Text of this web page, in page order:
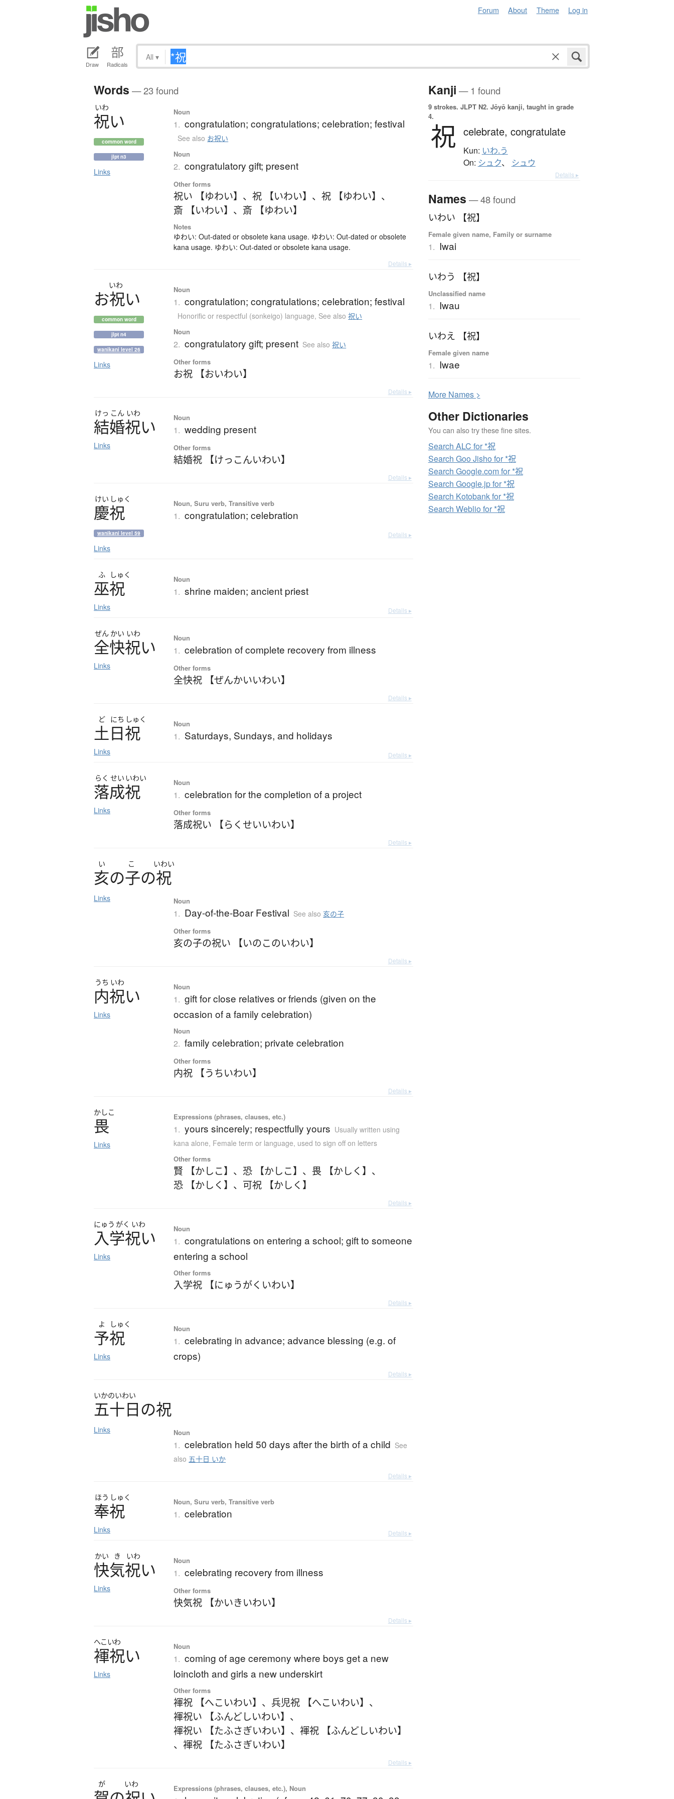
Forum About Theme Log in
Draw Radicals
All ▾
Words — 23 found
いわ
祝い
common word
jlpt n3
Links
Noun
1. congratulation; congratulations; celebration; festival
See also お祝い
Noun
2. congratulatory gift; present
Other forms
祝い 【ゆわい】 、祝 【いわい】 、祝 【ゆわい】 、
斎 【いわい】 、 斎 【ゆわい】
Notes
ゆわい: Out-dated or obsolete kana usage. ゆわい: Out-dated or obsolete
kana usage. ゆわい: Out-dated or obsolete kana usage.
Details ▸
いわ
お祝い
common word
jlpt n4
wanikani level 26
Links
Noun
1. congratulation; congratulations; celebration; festival
Honorific or respectful (sonkeigo) language, See also祝い
Noun
2. congratulatory gift; present See also祝い
Other forms
お祝 【おいわい】
Details ▸
けっ こん いわ
結婚祝い
Links
Noun
1. wedding present
Other forms
結婚祝 【けっこんいわい】
Details ▸
けい しゅく
慶祝
wanikani level 59
Links
Noun, Suru verb, Transitive verb
1. congratulation; celebration
Details ▸
ふ しゅく
巫祝
Links
Noun
1. shrine maiden; ancient priest
Details ▸
ぜん かい いわ
全快祝い
Links
Noun
1. celebration of complete recovery from illness
Other forms
全快祝 【ぜんかいいわい】
Details ▸
ど にち しゅく
土日祝
Links
Noun
1. Saturdays, Sundays, and holidays
Details ▸
らく せい いわい
落成祝
Links
Noun
1. celebration for the completion of a project
Other forms
落成祝い 【らくせいいわい】
Details ▸
い こ いわい
亥の子の祝
Links Noun
1. Day-of-the-Boar Festival See also亥の子
Other forms
亥の子の祝い 【いのこのいわい】
Details ▸
うち いわ
内祝い
Links
Noun
1. gift for close relatives or friends (given on the
occasion of a family celebration)
Noun
2. family celebration; private celebration
Other forms
内祝 【うちいわい】
Details ▸
かしこ
畏
Links
Expressions (phrases, clauses, etc.)
1. yours sincerely; respectfully yours Usually written using
kana alone, Female term or language, used to sign off on letters
Other forms
賢 【かしこ】 、 恐 【かしこ】 、 畏 【かしく】 、
恐 【かしく】 、 可祝 【かしく】
Details ▸
にゅう がく いわ
入学祝い
Links
Noun
1. congratulations on entering a school; gift to someone
entering a school
Other forms
入学祝 【にゅうがくいわい】
Details ▸
よ しゅく
予祝
Links
Noun
1. celebrating in advance; advance blessing (e.g. of
crops)
Details ▸
いかのいわい
五十日の祝
Links Noun
1. celebration held 50 days after the birth of a child See
also 五十日 いか
Details ▸
ほう しゅく
奉祝
Links
Noun, Suru verb, Transitive verb
1. celebration
Details ▸
かい き いわ
快気祝い
Links
Noun
1. celebrating recovery from illness
Other forms
快気祝 【かいきいわい】
Details ▸
へこいわ
褌祝い
Links
Noun
1. coming of age ceremony where boys get a new
loincloth and girls a new underskirt
Other forms
褌祝 【へこいわい】 、 兵児祝 【へこいわい】 、
褌祝い 【ふんどしいわい】 、
褌祝い 【たふさぎいわい】 、褌祝 【ふんどしいわい】
、褌祝 【たふさぎいわい】
Details ▸
が いわ Expressions (phrases, clauses, etc.), Noun
Kanji — 1 found
9 strokes. JLPT N2. Jōyō kanji, taught in grade
4.
祝 celebrate, congratulate
Kun: いわ.う
On: シュク、 シュウ
Details ▸
Names — 48 found
いわい 【祝】
Female given name, Family or surname
1. Iwai
いわう 【祝】
Unclassified name
1. Iwau
いわえ 【祝】
Female given name
1. Iwae
More Names >
Other Dictionaries
You can also try these fine sites.
Search ALC for *祝
Search Goo Jisho for *祝
Search Google.com for *祝
Search Google.jp for *祝
Search Kotobank for *祝
Search Weblio for *祝